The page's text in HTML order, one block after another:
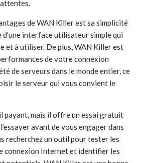
de WAN Killer est sa simplicité
interface utilisateur simple qui
et à utiliser. De plus, WAN Killer est
de votre connexion
de serveurs dans le monde entier, ce
le serveur qui vous convient le
payant, mais il offre un essai gratuit
avant de vous engager dans
recherchez un outil pour tester les
connexion Internet et identifier les